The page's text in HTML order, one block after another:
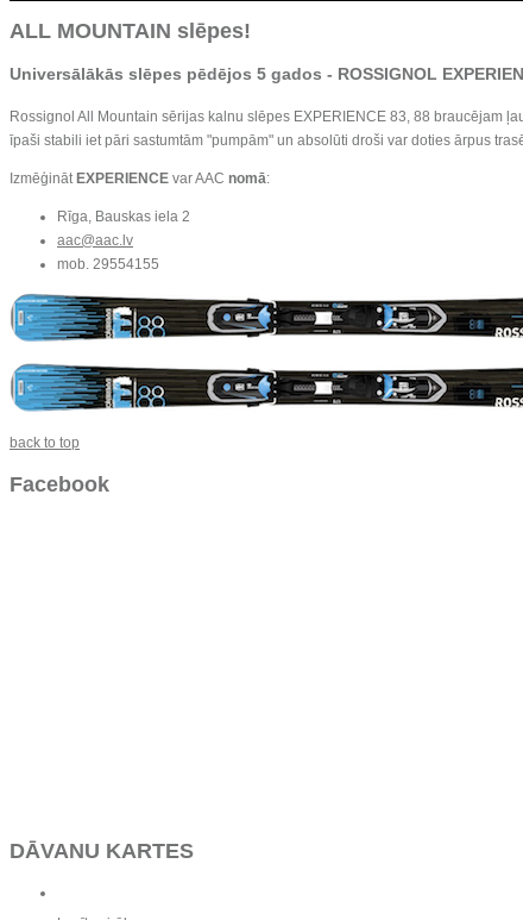
ALL MOUNTAIN slēpes!
Universālākās slēpes pēdējos 5 gados - ROSSIGNOL
Rossignol All Mountain sērijas kalnu slēpes EXPERIENCE 83, 88 braucējam
īpaši stabili iet pāri sastumtām "pumpām" un absolūti droši var doties ārpus
Izmēģināt EXPERIENCE var AAC nomā:
Rīga, Bauskas iela 2
aac@aac.lv
mob. 29554155
back to top
Facebook
DĀVANU KARTES